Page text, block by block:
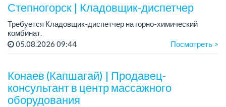
Степногорск | Кладовщик-диспетчер
Требуется Кладовщик-диспетчер на горно-химический
комбинат.
График работы: 5/2, пятидневная рабочая неделя;
соответствующему нап...
05.08.2026 09:44 Посмотреть >
Конаев (Капшагай) | Продавец-
консультант в центр массажного
оборудования